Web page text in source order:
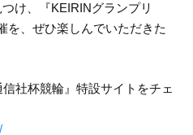
け、『KEIRINグランプリ
を、ぜひ楽しんでいただきた
社杯競輪』特設サイトをチェ